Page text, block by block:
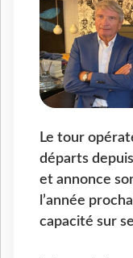
Le tour
départs
et annonce
l’année
capacité sur